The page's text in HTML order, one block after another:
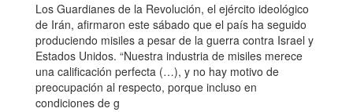
Los Guardianes de la Revolución, el ejército ideológico
de Irán, afirmaron este sábado que el país ha seguido
produciendo misiles a pesar de la guerra contra Israel y
Estados Unidos. “Nuestra industria de misiles merece
una calificación perfecta (…), y no hay motivo de
preocupación al respecto, porque incluso en
condiciones de g